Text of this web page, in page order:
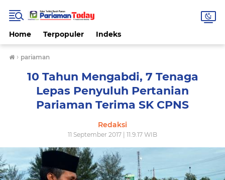
Home Terpopuler Indeks
› pariaman
10 Tahun Mengabdi, 7 Tenaga
Lepas Penyuluh Pertanian
Pariaman Terima SK CPNS
Redaksi
11 September 2017 | 11.9.17 WIB